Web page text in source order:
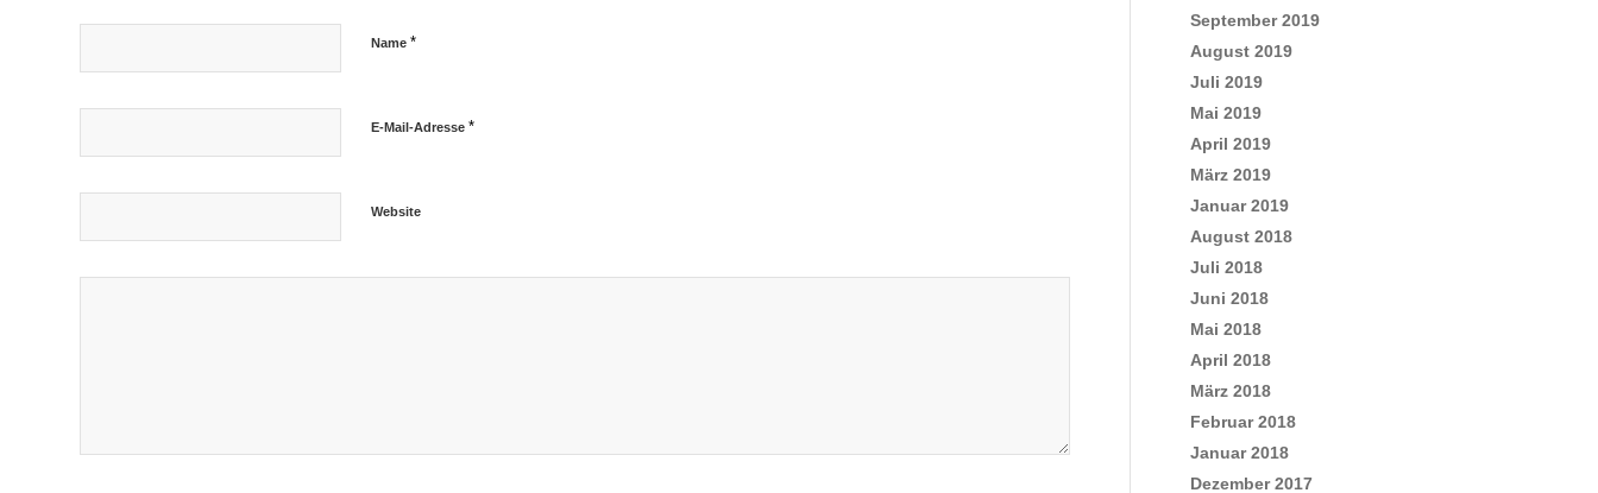
Name *
E-Mail-Adresse *
Website
September 2019
August 2019
Juli 2019
Mai 2019
April 2019
März 2019
Januar 2019
August 2018
Juli 2018
Juni 2018
Mai 2018
April 2018
März 2018
Februar 2018
Januar 2018
Dezember 2017